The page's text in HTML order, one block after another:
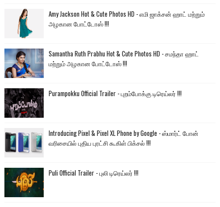
Amy Jackson Hot & Cute Photos HD - எமி ஜாக்சன் ஹாட் மற்றும்
அழகான போட்டோஸ் !!!
Samantha Ruth Prabhu Hot & Cute Photos HD - சமந்தா ஹாட்
மற்றும் அழகான போட்டோஸ் !!!
Purampokku Official Trailer - புறம்போக்கு டிரெய்லர் !!!
Introducing Pixel & Pixel XL Phone by Google - ஸ்மார்ட் போன்
வரிசையில் புதிய புரட்சி கூகிள் பிக்சல் !!!
Puli Official Trailer - புலி டிரெய்லர் !!!